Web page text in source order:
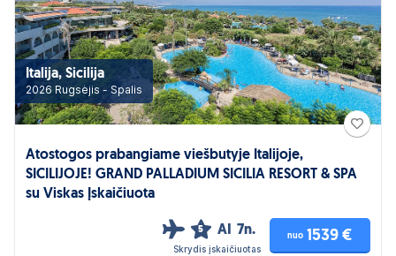
Italija, Sicilija
2026 Rugsėjis - Spalis
Atostogos prabangiame viešbutyje Italijoje,
SICILIJOJE! GRAND PALLADIUM SICILIA RESORT & SPA
su Viskas Įskaičiuota
5 AI 7n.
Skrydis įskaičiuotas
nuo 1539 €